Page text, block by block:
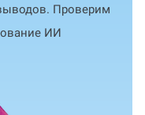
Проверим
ИИ